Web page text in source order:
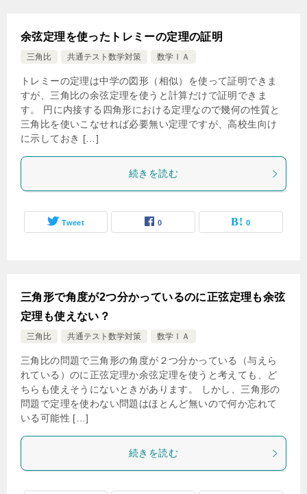
余弦定理を使ったトレミーの定理の証明
三角比 共通テスト数学対策 数学ⅠＡ
トレミーの定理は中学の図形（相似）を使って証明できま
すが、三角比の余弦定理を使うと計算だけで証明できま
す。 円に内接する四角形における定理なので幾何の性質と
三角比を使いこなせれば必要無い定理ですが、高校生向け
に示しておき […]
続きを読む
Tweet 0 0
三角形で角度が2つ分かっているのに正弦定理も余弦
定理も使えない？
三角比 共通テスト数学対策 数学ⅠＡ
三角比の問題で三角形の角度が２つ分かっている（与えら
れている）のに正弦定理か余弦定理を使うと考えても、ど
ちらも使えそうにないときがあります。 しかし、三角形の
問題で定理を使わない問題はほとんど無いので何か忘れて
いる可能性 […]
続きを読む